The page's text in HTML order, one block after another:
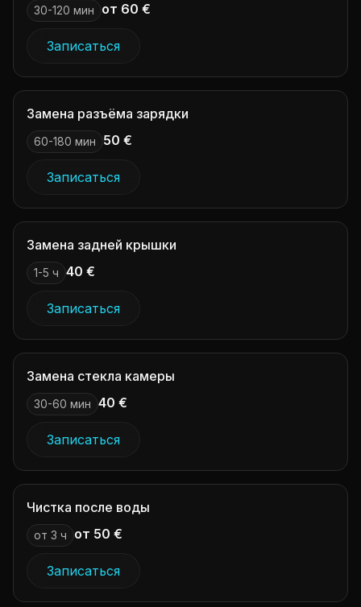
30-120 мин от 60 €
Записаться
Замена разъёма зарядки
60-180 мин 50 €
Записаться
Замена задней крышки
1-5 ч 40 €
Записаться
Замена стекла камеры
30-60 мин 40 €
Записаться
Чистка после воды
от 3 ч от 50 €
Записаться